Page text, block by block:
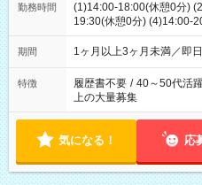
勤務時間
(1)14:00-18:00(休憩0分)
19:30(休憩0分) (4)14:00-
ます
期間 1ヶ月以上3ヶ月未満／即
特徴 履歴書不要 / 40～50代活
上の大量募集
気になる！ 応